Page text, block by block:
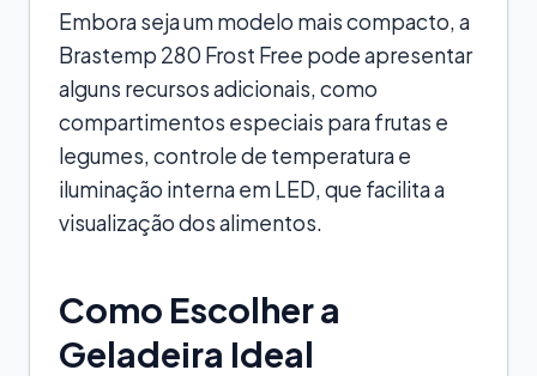
Embora seja um modelo mais compacto, a
Brastemp 280 Frost Free pode apresentar
alguns recursos adicionais, como
compartimentos especiais para frutas e
legumes, controle de temperatura e
iluminação interna em LED, que facilita a
visualização dos alimentos.
Como Escolher a
Geladeira Ideal